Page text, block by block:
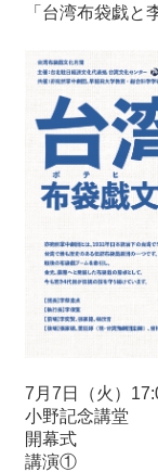
「台湾布袋戯と
7月7日（火）
小野記念講堂
開幕式
講演①